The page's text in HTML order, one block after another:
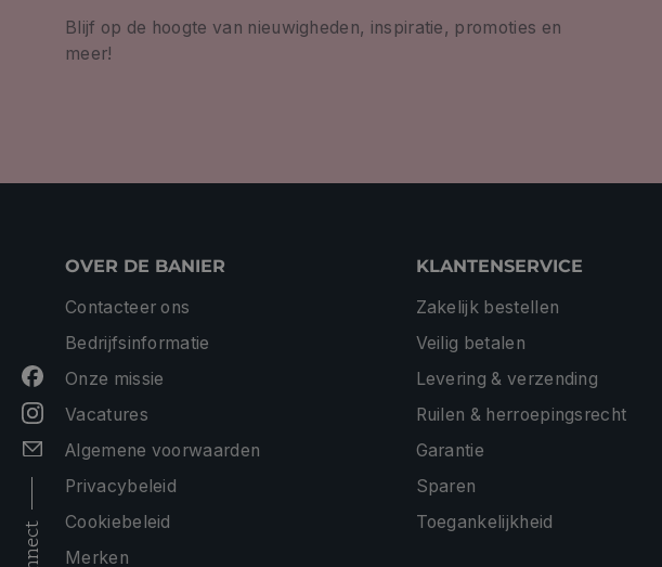
Blijf op de hoogte van nieuwigheden, inspiratie, promoties en
meer!
OVER DE BANIER
Contacteer ons
Bedrijfsinformatie
Onze missie
Vacatures
Algemene voorwaarden
Privacybeleid
Cookiebeleid
Merken
KLANTENSERVICE
Zakelijk bestellen
Veilig betalen
Levering & verzending
Ruilen & herroepingsrecht
Garantie
Sparen
Toegankelijkheid